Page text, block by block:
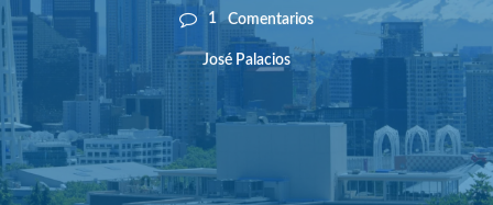
1 Comentarios
José Palacios